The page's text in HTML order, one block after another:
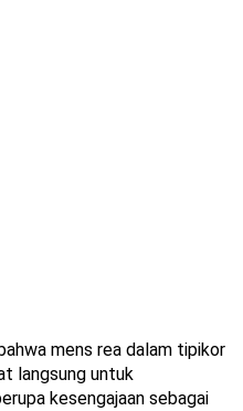
mens rea dalam tipikor
langsung untuk
kesengajaan sebagai